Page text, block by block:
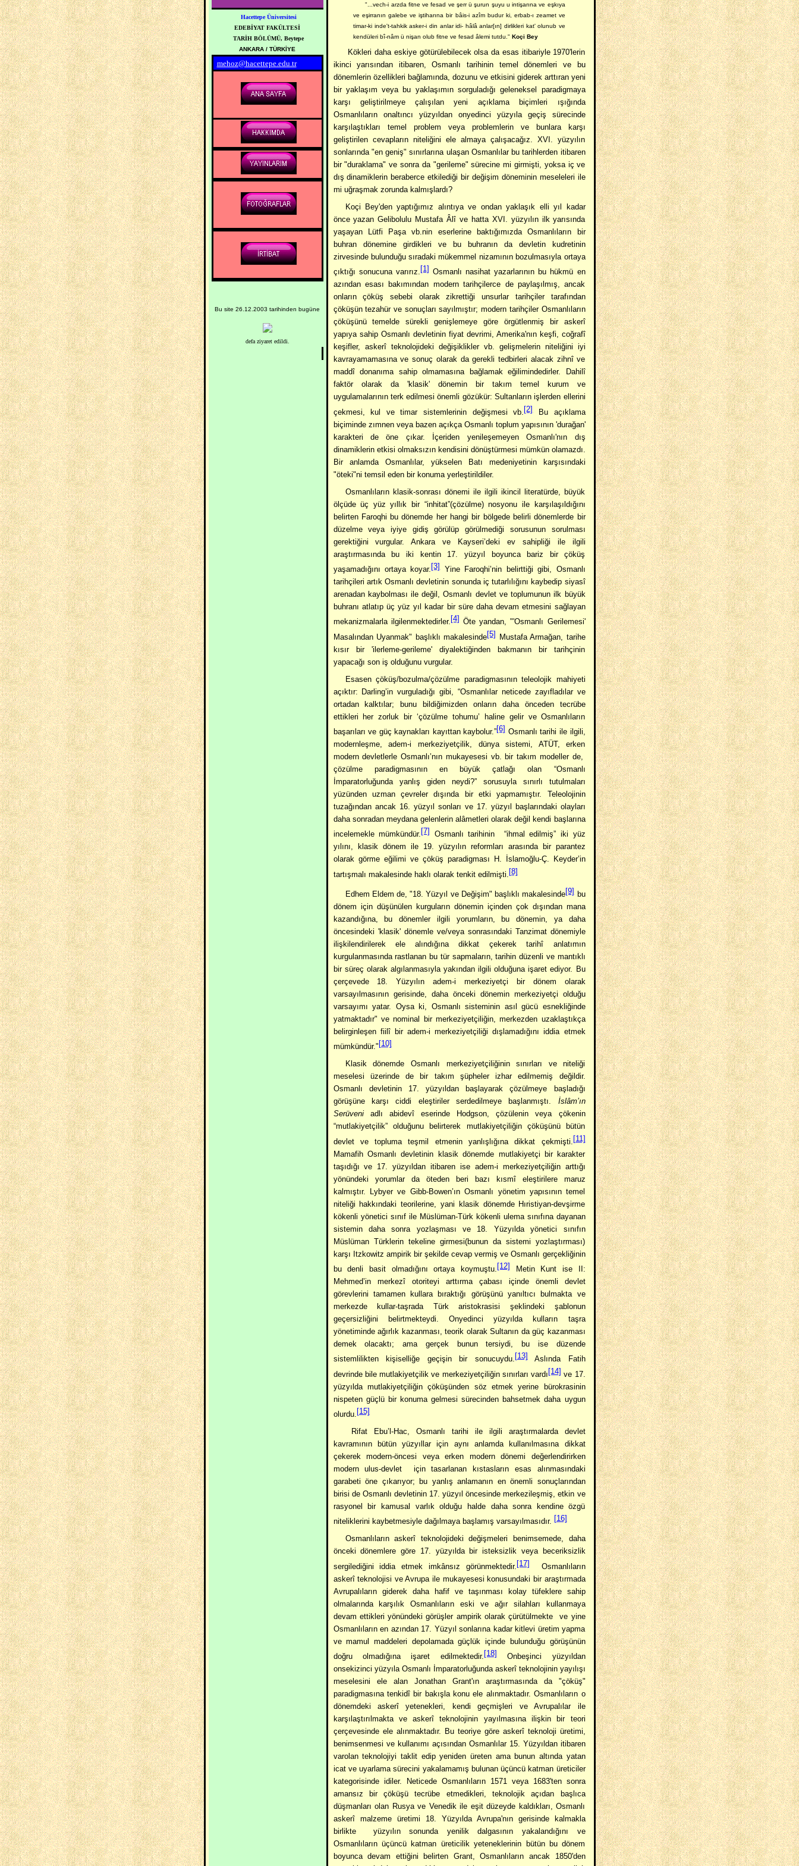
Hacettepe Üniversitesi
EDEBİYAT FAKÜLTESİ
TARİH BÖLÜMÜ, Beytepe
ANKARA / TÜRKİYE
mehoz@hacettepe.edu.tr
Bu site 26.12.2003 tarihinden bugüne
defa ziyaret edildi.
"...vech-i arzda fitne ve fesad ve şerr ü şurun şuyu u intişarına ve eşkıya
ve eşirranın galebe ve iştiharına bir bâis-i azîm budur ki, erbab-ı zeamet ve
timar-ki inde't-tahkik asker-i din anlar idi- hâlâ anlar[ın] dirlikleri kat' olunub ve
kendüleri bî-nâm ü nişan olub fitne ve fesad âlemi tutdu." Koçi Bey
Kökleri daha eskiye götürülebilecek olsa da esas itibariyle 1970'lerin
ikinci yarısından itibaren, Osmanlı tarihinin temel dönemleri ve bu
dönemlerin özellikleri bağlamında, dozunu ve etkisini giderek arttıran yeni
bir yaklaşım veya bu yaklaşımın sorguladığı geleneksel paradigmaya
karşı geliştirilmeye çalışılan yeni açıklama biçimleri ışığında
Osmanlıların onaltıncı yüzyıldan onyedinci yüzyıla geçiş sürecinde
karşılaştıkları temel problem veya problemlerin ve bunlara karşı
geliştirilen cevapların niteliğini ele almaya çalışacağız. XVI. yüzyılın
sonlarında "en geniş" sınırlarına ulaşan Osmanlılar bu tarihlerden itibaren
bir "duraklama" ve sonra da "gerileme" sürecine mi girmişti, yoksa iç ve
dış dinamiklerin beraberce etkilediği bir değişim döneminin meseleleri ile
mi uğraşmak zorunda kalmışlardı?
Koçi Bey'den yaptığımız alıntıya ve ondan yaklaşık elli yıl kadar
önce yazan Gelibolulu Mustafa Âlî ve hatta XVI. yüzyılın ilk yarısında
yaşayan Lütfi Paşa vb.nin eserlerine baktığımızda Osmanlıların bir
buhran dönemine girdikleri ve bu buhranın da devletin kudretinin
zirvesinde bulunduğu sıradaki mükemmel nizamının bozulmasıyla ortaya
çıktığı sonucuna varırız. [1] Osmanlı nasihat yazarlarının bu hükmü en
azından esası bakımından modern tarihçilerce de paylaşılmış, ancak
onların çöküş sebebi olarak zikrettiği unsurlar tarihçiler tarafından
çöküşün tezahür ve sonuçları sayılmıştır; modern tarihçiler Osmanlıların
çöküşünü temelde sürekli genişlemeye göre örgütlenmiş bir askerî
yapıya sahip Osmanlı devletinin fiyat devrimi, Amerika'nın keşfi, coğrafî
keşifler, askerî teknolojideki değişiklikler vb. gelişmelerin niteliğini iyi
kavrayamamasına ve sonuç olarak da gerekli tedbirleri alacak zihnî ve
maddî donanıma sahip olmamasına bağlamak eğilimindedirler. Dahilî
faktör olarak da 'klasik' dönemin bir takım temel kurum ve
uygulamalarının terk edilmesi önemli gözükür: Sultanların işlerden ellerini
çekmesi, kul ve timar sistemlerinin değişmesi vb. [2]Bu açıklama
biçiminde zımnen veya bazen açıkça Osmanlı toplum yapısının 'durağan'
karakteri de öne çıkar. İçeriden yenileşemeyen Osmanlı'nın dış
dinamiklerin etkisi olmaksızın kendisini dönüştürmesi mümkün olamazdı.
Bir anlamda Osmanlılar, yükselen Batı medeniyetinin karşısındaki
"öteki"ni temsil eden bir konuma yerleştirildiler.
Osmanlıların klasik-sonrası dönemi ile ilgili ikincil literatürde, büyük
ölçüde üç yüz yıllık bir “inhitat”(çözülme) nosyonu ile karşılaşıldığını
belirten Faroqhi bu dönemde her hangi bir bölgede belirli dönemlerde bir
düzelme veya iyiye gidiş görülüp görülmediği sorusunun sorulması
gerektiğini vurgular. Ankara ve Kayseri’deki ev sahipliği ile ilgili
araştırmasında bu iki kentin 17. yüzyıl boyunca bariz bir çöküş
yaşamadığını ortaya koyar. [3]Yine Faroqhi’nin belirttiği gibi, Osmanlı
tarihçileri artık Osmanlı devletinin sonunda iç tutarlılığını kaybedip siyasî
arenadan kaybolması ile değil, Osmanlı devlet ve toplumunun ilk büyük
buhranı atlatıp üç yüz yıl kadar bir süre daha devam etmesini sağlayan
mekanizmalarla ilgilenmektedirler. [4] Öte yandan, "'Osmanlı Gerilemesi'
Masalından Uyanmak" başlıklı makalesinde[5] Mustafa Armağan, tarihe
kısır bir 'ilerleme-gerileme' diyalektiğinden bakmanın bir tarihçinin
yapacağı son iş olduğunu vurgular.
Esasen çöküş/bozulma/çözülme paradigmasının teleolojik mahiyeti
açıktır: Darling’in vurguladığı gibi, “Osmanlılar neticede zayıfladılar ve
ortadan kalktılar; bunu bildiğimizden onların daha önceden tecrübe
ettikleri her zorluk bir ‘çözülme tohumu’ haline gelir ve Osmanlıların
başarıları ve güç kaynakları kayıttan kaybolur.”[6]Osmanlı tarihi ile ilgili,
modernleşme, adem-i merkeziyetçilik, dünya sistemi, ATÜT, erken
modern devletlerle Osmanlı’nın mukayesesi vb. bir takım modeller de,
çözülme paradigmasının en büyük çatlağı olan “Osmanlı
İmparatorluğunda yanlış giden neydi?” sorusuyla sınırlı tutulmaları
yüzünden uzman çevreler dışında bir etki yapmamıştır. Teleolojinin
tuzağından ancak 16. yüzyıl sonları ve 17. yüzyıl başlarındaki olayları
daha sonradan meydana gelenlerin alâmetleri olarak değil kendi başlarına
incelemekle mümkündür. [7]Osmanlı tarihinin
“ihmal edilmiş” iki yüz
yılını, klasik dönem ile 19. yüzyılın reformları arasında bir parantez
olarak görme eğilimi ve çöküş paradigması H. İslamoğlu-Ç. Keyder’in
tartışmalı makalesinde haklı olarak tenkit edilmişti. [8]
Edhem Eldem de, "18. Yüzyıl ve Değişim" başlıklı makalesinde[9]bu
dönem için düşünülen kurguların dönemin içinden çok dışından mana
kazandığına, bu dönemler ilgili yorumların, bu dönemin, ya daha
öncesindeki 'klasik' dönemle ve/veya sonrasındaki Tanzimat dönemiyle
ilişkilendirilerek ele alındığına dikkat çekerek tarihî anlatımın
kurgulanmasında rastlanan bu tür sapmaların, tarihin düzenli ve mantıklı
bir süreç olarak algılanmasıyla yakından ilgili olduğuna işaret ediyor. Bu
çerçevede 18. Yüzyılın adem-i merkeziyetçi bir dönem olarak
varsayılmasının gerisinde, daha önceki dönemin merkeziyetçi olduğu
varsayımı yatar. Oysa ki, Osmanlı sisteminin asıl gücü esnekliğinde
yatmaktadır" ve nominal bir merkeziyetçiliğin, merkezden uzaklaştıkça
belirginleşen fiilî bir adem-i merkeziyetçiliği dışlamadığını iddia etmek
mümkündür." [10]
Klasik dönemde Osmanlı merkeziyetçiliğinin sınırları ve niteliği
meselesi üzerinde de bir takım şüpheler izhar edilmemiş değildir.
Osmanlı devletinin 17. yüzyıldan başlayarak çözülmeye başladığı
görüşüne karşı ciddi eleştiriler serdedilmeye başlanmıştı. İslâm’ın
Serüveni adlı abidevî eserinde Hodgson, çözülenin veya çökenin
“mutlakiyetçilik” olduğunu belirterek mutlakiyetçiliğin çöküşünü bütün
devlet ve topluma teşmil etmenin yanlışlığına dikkat çekmişti. [11]
Mamafih Osmanlı devletinin klasik dönemde mutlakiyetçi bir karakter
taşıdığı ve 17. yüzyıldan itibaren ise adem-i merkeziyetçiliğin arttığı
yönündeki yorumlar da öteden beri bazı kısmî eleştirilere maruz
kalmıştır. Lybyer ve Gibb-Bowen’ın Osmanlı yönetim yapısının temel
niteliği hakkındaki teorilerine, yani klasik dönemde Hıristiyan-devşirme
kökenli yönetici sınıf ile Müslüman-Türk kökenli ulema sınıfına dayanan
sistemin daha sonra yozlaşması ve 18. Yüzyılda yönetici sınıfın
Müslüman Türklerin tekeline girmesi(bunun da sistemi yozlaştırması)
karşı Itzkowitz ampirik bir şekilde cevap vermiş ve Osmanlı gerçekliğinin
bu denli basit olmadığını ortaya koymuştu. [12] Metin Kunt ise II:
Mehmed’in merkezî otoriteyi arttırma çabası içinde önemli devlet
görevlerini tamamen kullara bıraktığı görüşünü yanıltıcı bulmakta ve
merkezde kullar-taşrada Türk aristokrasisi şeklindeki şablonun
geçersizliğini belirtmekteydi. Onyedinci yüzyılda kulların taşra
yönetiminde ağırlık kazanması, teorik olarak Sultanın da güç kazanması
demek olacaktı; ama gerçek bunun tersiydi, bu ise düzende
sistemlilikten kişiselliğe geçişin bir sonucuydu. [13]Aslında Fatih
devrinde bile mutlakiyetçilik ve merkeziyetçiliğin sınırları vardı[14] ve 17.
yüzyılda mutlakiyetçiliğin çöküşünden söz etmek yerine bürokrasinin
nispeten güçlü bir konuma gelmesi sürecinden bahsetmek daha uygun
olurdu. [15]
Rifat Ebu’l-Hac, Osmanlı tarihi ile ilgili araştırmalarda devlet
kavramının bütün yüzyıllar için aynı anlamda kullanılmasına dikkat
çekerek modern-öncesi veya erken modern dönemi değerlendirirken
modern ulus-devlet
için tasarlanan kıstasların esas alınmasındaki
garabeti öne çıkarıyor; bu yanlış anlamanın en önemli sonuçlarından
birisi de Osmanlı devletinin 17. yüzyıl öncesinde merkezileşmiş, etkin ve
rasyonel bir kamusal varlık olduğu halde daha sonra kendine özgü
niteliklerini kaybetmesiyle dağılmaya başlamış varsayılmasıdır. [16]
Osmanlıların askerî teknolojideki değişmeleri benimsemede, daha
önceki dönemlere göre 17. yüzyılda bir isteksizlik veya beceriksizlik
sergilediğini iddia etmek imkânsız görünmektedir. [17]
Osmanlıların
askerî teknolojisi ve Avrupa ile mukayesesi konusundaki bir araştırmada
Avrupalıların giderek daha hafif ve taşınması kolay tüfeklere sahip
olmalarında karşılık Osmanlıların eski ve ağır silahları kullanmaya
devam ettikleri yönündeki görüşler ampirik olarak çürütülmekte
ve yine
Osmanlıların en azından 17. Yüzyıl sonlarına kadar kitlevi üretim yapma
ve mamul maddeleri depolamada güçlük içinde bulunduğu görüşünün
doğru olmadığına işaret edilmektedir. [18] Onbeşinci yüzyıldan
onsekizinci yüzyıla Osmanlı İmparatorluğunda askerî teknolojinin yayılışı
meselesini ele alan Jonathan Grant'ın araştırmasında da "çöküş"
paradigmasına tenkidî bir bakışla konu ele alınmaktadır. Osmanlıların o
dönemdeki askerî yetenekleri, kendi geçmişleri ve Avrupalılar ile
karşılaştırılmakta ve askerî teknolojinin yayılmasına ilişkin bir teori
çerçevesinde ele alınmaktadır. Bu teoriye göre askerî teknoloji üretimi,
benimsenmesi ve kullanımı açısından Osmanlılar 15. Yüzyıldan itibaren
varolan teknolojiyi taklit edip yeniden üreten ama bunun altında yatan
icat ve uyarlama sürecini yakalamamış bulunan üçüncü katman üreticiler
kategorisinde idiler. Neticede Osmanlıların 1571 veya 1683'ten sonra
amansız bir çöküşü tecrübe etmedikleri, teknolojik açıdan başlıca
düşmanları olan Rusya ve Venedik ile eşit düzeyde kaldıkları, Osmanlı
askerî malzeme üretimi 18. Yüzyılda Avrupa'nın gerisinde kalmakla
birlikte
yüzyılın sonunda yenilik dalgasının yakalandığını ve
Osmanlıların üçüncü katman üreticilik yeteneklerinin bütün bu dönem
boyunca devam ettiğini belirten Grant, Osmanlıların ancak 1850'den